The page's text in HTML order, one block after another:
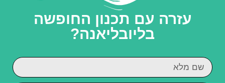
עזרה עם תכנון החופשה
בליובליאנה?